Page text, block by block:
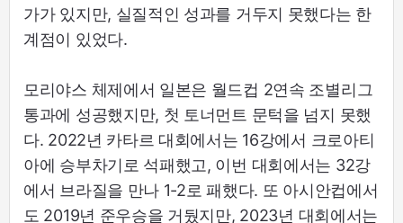
가가 있지만, 실질적인 성과를 거두지 못했다는 한
계점이 있었다.
모리야스 체제에서 일본은 월드컵 2연속 조별리그
통과에 성공했지만, 첫 토너먼트 문턱을 넘지 못했
다. 2022년 카타르 대회에서는 16강에서 크로아티
아에 승부차기로 석패했고, 이번 대회에서는 32강
에서 브라질을 만나 1-2로 패했다. 또 아시안컵에서
도 2019년 준우승을 거뒀지만, 2023년 대회에서는